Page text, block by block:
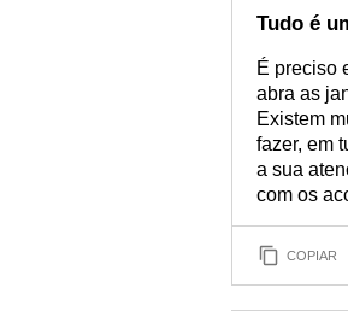
Tudo é
É preciso
abra as
Existem
fazer, em
a sua
com os
COPIAR